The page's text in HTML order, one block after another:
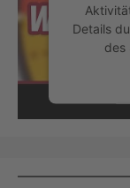
Details
des